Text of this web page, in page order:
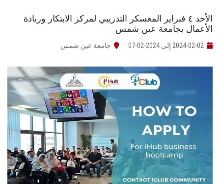
تواصل معنا
الطلاب
هيئة التدريس
الدراسات العليا
الأحد ٤ فبراير المعسكر التدريبي لمركز الابتكار وريادة
الأعمال بجامعة عين شمس
2024-02-02 إلي 2024-02-07 جامعة عين شمس